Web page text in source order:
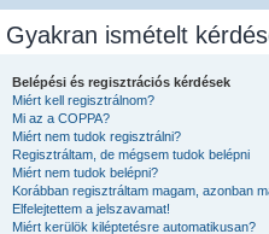
Gyakran ismételt
Belépési és regisztrációs kérdések
Miért kell regisztrálnom?
Mi az a COPPA?
Miért nem tudok regisztrálni?
Regisztráltam, de mégsem tudok belépni
Miért nem tudok belépni?
Korábban regisztráltam magam, azonban
Elfelejtettem a jelszavamat!
Miért kerülök kiléptetésre automatikusan?